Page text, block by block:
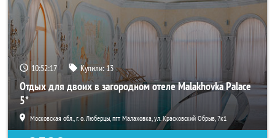
10:52:16 Купили: 13
Отдых для двоих в загородном отеле Malakhovka Palace
5*
Московская обл., г. о. Люберцы, пгт Малаховка, ул. Красковский Обрыв, 7к1